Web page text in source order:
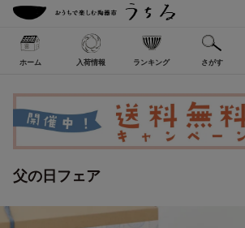
ホーム 入荷情報 ランキング さがす
父の日フェア